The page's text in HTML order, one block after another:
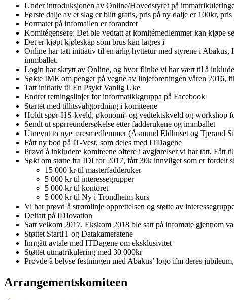
Under introduksjonen av Online/Hovedstyret på
Første dalje av et slag er blitt gratis, pris på ny dalje er 100kr,
Formatet på infomailen er forandret
Komitégensere: Det ble vedtatt at komitémedlemmer kan kjøpe
Det er kjøpt kjøleskap som brus kan lagres i
Online har tatt initiativ til en årlig hyttetur med styrene i
immballet.
Login har skrytt av Online, og hvor flinke vi har vært til å
Søkte IME om penger på vegne av linjeforeningen våren 2016,
Tatt initiativ til En Psykt Vanlig Uke
Endret retningslinjer for informatikkgruppa på Facebook
Startet med tillitsvalgtordning i komiteene
Holdt spør-HS-kveld, økonomi- og vedtektskveld og workshop
Sendt ut spørreundersøkelse etter fadderukene og immballet
Utnevnt to nye æresmedlemmer (Åsmund Eldhuset og Tjerand
Fått ny bod på IT-Vest, som deles med ITDagene
Prøvd å inkludere komiteene oftere i avgjørelser vi har tatt.
Søkt om støtte fra IDI for 2017, fått 30k innvilget som er fordelt
15 000 kr til masterfadderuker
5 000 kr til interessegrupper
5 000 kr til kontoret
5 000 kr til Ny i Trondheim-kurs
Vi har prøvd å strømlinje opprettelsen og støtte av
Deltatt på IDIovation
Satt velkom 2017. Ekskom 2018 ble satt på infomøte gjennom
Støttet StartIT og Datakameratene
Inngått avtale med ITDagene om eksklusivitet
Støttet utmatrikulering med 30 000kr
Prøvde å belyse festningen med Abakus’ logo ifm deres
Arrangementskomiteen